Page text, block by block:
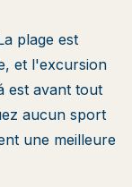
plage est
et l'excursion
est avant tout
aucun sport
une meilleure